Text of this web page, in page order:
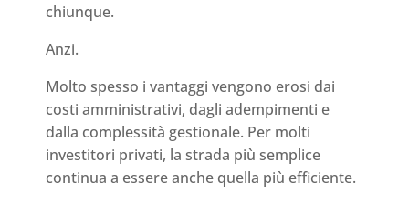
chiunque.
Anzi.
Molto spesso i vantaggi vengono erosi dai
costi amministrativi, dagli adempimenti e
dalla complessità gestionale. Per molti
investitori privati, la strada più semplice
continua a essere anche quella più efficiente.